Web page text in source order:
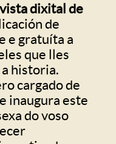
dixital de
de
e gratuíta a
que lles
historia.
cargado de
inaugura este
do voso